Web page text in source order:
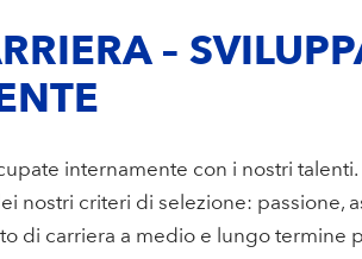
–
internamente con i nostri
nostri criteri di selezione: passione,
di carriera a medio e lungo termine